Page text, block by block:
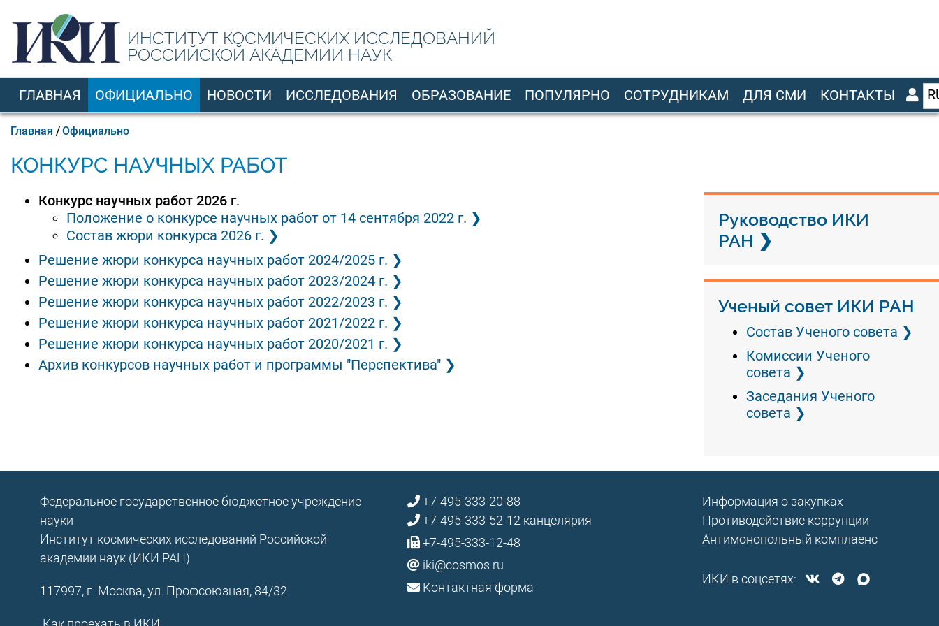
основному
содержанию
ИНСТИТУТ КОСМИЧЕСКИХ ИССЛЕДОВАНИЙ
РОССИЙСКОЙ АКАДЕМИИ НАУК
ГЛАВНАЯ ОФИЦИАЛЬНО НОВОСТИ ИССЛЕДОВАНИЯ ОБРАЗОВАНИЕ ПОПУЛЯРНО СОТРУДНИКАМ ДЛЯ СМИ КОНТАКТЫ
Строка
навигации
Главная Официально
КОНКУРС НАУЧНЫХ РАБОТ
Конкурс научных работ 2026 г.
Положение о конкурсе научных работ от 14 сентября 2022 г.
Состав жюри конкурса 2026 г.
Решение жюри конкурса научных работ 2024/2025 г.
Решение жюри конкурса научных работ 2023/2024 г.
Решение жюри конкурса научных работ 2022/2023 г.
Решение жюри конкурса научных работ 2021/2022 г.
Решение жюри конкурса научных работ 2020/2021 г.
Архив конкурсов научных работ и программы "Перспектива"
Руководство ИКИ
РАН
Ученый совет ИКИ РАН
Состав Ученого совета
Комиссии Ученого
совета
Заседания Ученого
совета
Федеральное государственное бюджетное учреждение
науки
Институт космических исследований Российской
академии наук (ИКИ РАН)
117997, г. Москва, ул. Профсоюзная, 84/32
+7-495-333-20-88
+7-495-333-52-12 канцелярия
+7-495-333-12-48
iki@cosmos.ru
Контактная форма
Информация о закупках
Противодействие коррупции
Антимонопольный комплаенс
ИКИ в соцсетях: